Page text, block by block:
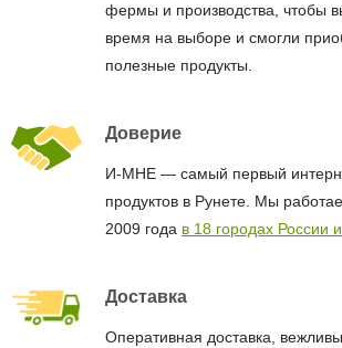
фермы и производства, чтобы
время на выборе и смогли
полезные продукты.
Доверие
И-МНЕ — самый первый
продуктов в Рунете. Мы
2009 года в 18 городах России
Доставка
Оперативная доставка,